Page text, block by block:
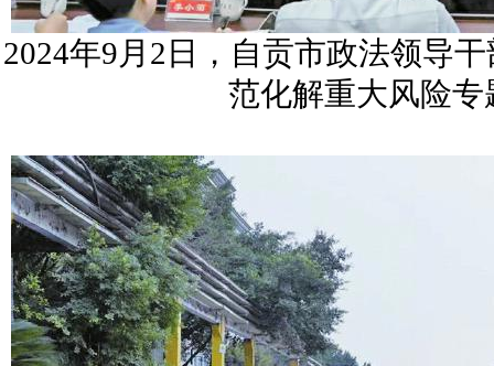
2024年9月2日，自贡市政法领导
范化解重大风险